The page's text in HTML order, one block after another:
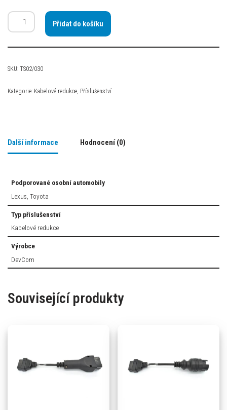
Přidat do košíku
SKU: TS02/030
Kategorie: Kabelové redukce Příslušenství
Další informace Hodnocení (0)
Podporované osobní automobily
Lexus, Toyota
Typ příslušenství
Kabelové redukce
Výrobce
DevCom
Související produkty